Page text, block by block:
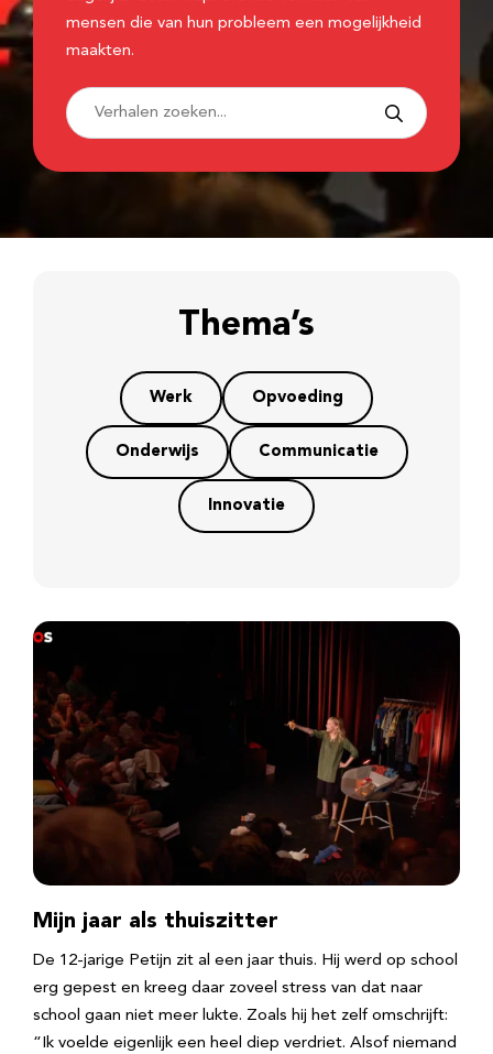
mensen die van hun probleem een mogelijkheid
maakten.
Thema’s
Werk Opvoeding
Onderwijs Communicatie
Innovatie
Mijn jaar als thuiszitter
De 12-jarige Petijn zit al een jaar thuis. Hij werd op school
erg gepest en kreeg daar zoveel stress van dat naar
school gaan niet meer lukte. Zoals hij het zelf omschrijft:
“Ik voelde eigenlijk een heel diep verdriet. Alsof niemand